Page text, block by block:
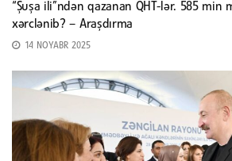
“Şuşa ili”ndən qazanan QHT-lər. 585 min
xərclənib? – Araşdırma
14 NOYABR 2025